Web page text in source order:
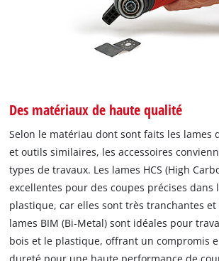
Des matériaux de haute qualité
Selon le matériau dont sont faits les lames
et outils similaires, les accessoires
types de travaux. Les lames HCS (High
excellentes pour des coupes précises dans
plastique, car elles sont très tranchantes et
lames BIM (Bi-Metal) sont idéales pour
bois et le plastique, offrant un compromis